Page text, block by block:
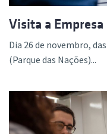
Visita a
Dia 26 de novembro,
(Parque das Nações)...